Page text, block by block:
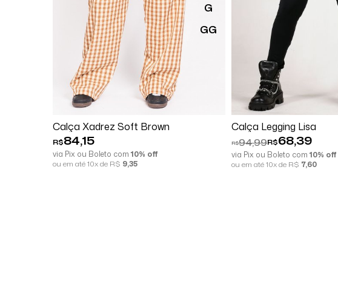
G
GG
Calça Xadrez Soft Brown
R$84,15
via Pix ou Boleto com10% off
ou em até 10x de R$ 9,35
Comprar
Calça Legging Lisa
R$94,99R$68,39
via Pix ou Boleto com10% off
ou em até 10x de R$ 7,60
Comprar